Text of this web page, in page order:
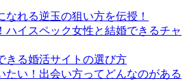
なれる逆玉の狙い方を伝授！
ハイスペック女性と結婚できるチャ
きる婚活サイトの選び方
たい！出会い方ってどんなのがある